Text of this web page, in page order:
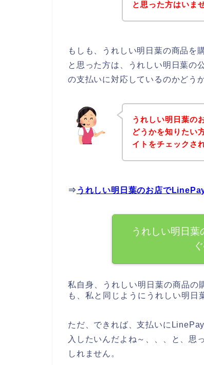
と思った方はいま
もしも、うれしい明日葉の商品を
と思った方は、うれしい明日葉の
の支払いに対応しているのかどう
うれしい明日葉の
どうかを知りたい
イトをチェックさ
⇒ うれしい明日葉のお店で
うれしい明日
私自身、うれしい明日葉の商品の
も、私と同じようにうれしい明日
ただ、できれば、支払いに
入したいんだよね～、、、と、思
しれません。